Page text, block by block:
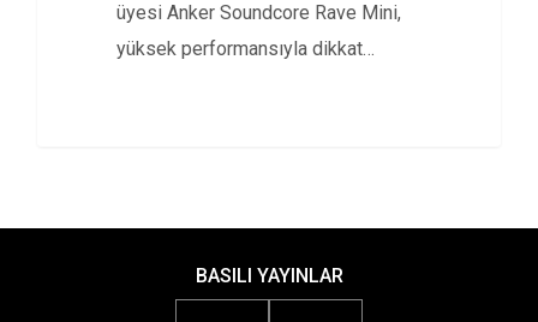
üyesi Anker Soundcore Rave Mini,
yüksek performansıyla dikkat
BASILI YAYINLAR